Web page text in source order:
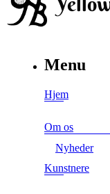
Menu
Hjem
Om os
Nyheder
Kunstnere